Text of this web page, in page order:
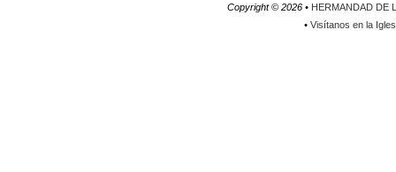
Copyright ©2026 • HERMANDAD DE
•Visítanos en la